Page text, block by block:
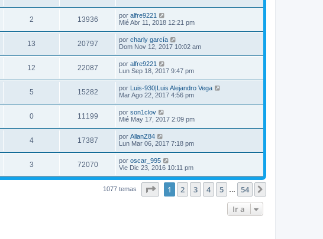
2 13936 por alfre9221
Mié Abr 11, 2018 12:21 pm
13 20797 por charly garcía
Dom Nov 12, 2017 10:02 am
12 22087 por alfre9221
Lun Sep 18, 2017 9:47 pm
5 15282 por Luis-930|Luis Alejandro Vega
Mar Ago 22, 2017 4:56 pm
0 11199 por son1clov
Mié May 17, 2017 2:09 pm
4 17387 por AllanZ84
Lun Mar 06, 2017 7:18 pm
3 72070 por oscar_995
Vie Dic 23, 2016 10:11 pm
1077 temas Página1 de 54
1 2 3 4 5 54
Ir a